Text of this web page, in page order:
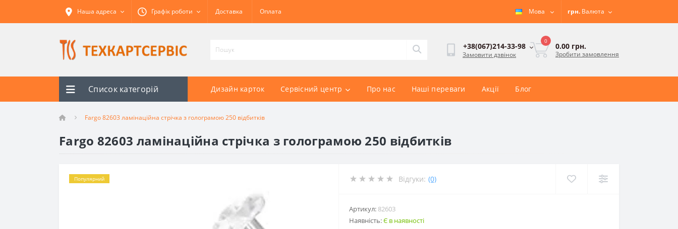
Наша адреса Графік роботи Доставка Оплата Мова грн. Валюта
+38(067)214-33-98
Замовити дзвінок
0
0.00 грн.
Зробити замовлення
Список категорій Дизайн карток Сервісний центр Про нас Наші переваги Акції Блог
Fargo 82603 ламінаційна стрічка з голограмою 250 відбитків
Fargo 82603 ламінаційна стрічка з голограмою 250 відбитків
Популярний Відгуки: (0)
Артикул: 82603
Наявність:Є в наявності